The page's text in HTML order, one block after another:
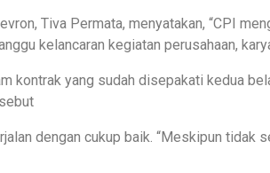
Tiva Permata, menyatakan, “CPI
kelancaran kegiatan perusahaan,
kontrak yang sudah disepakati kedua
dengan cukup baik. “Meskipun tidak